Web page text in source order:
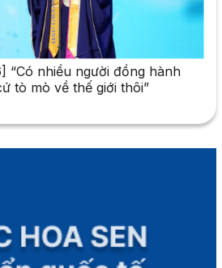
“Có nhiều người đồng hành
tò mò về thế giới thôi”